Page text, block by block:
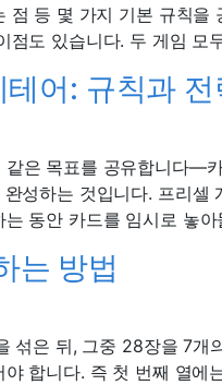
점 등 몇 가지 기본 규칙을
점도 있습니다. 두 게임 모
어: 규칙과
같은 목표를 공유합니다—
성하는 것입니다. 프리셀
동안 카드를 임시로 놓
는 방법
섞은 뒤, 그중 28장을 7개
합니다. 즉 첫 번째 열